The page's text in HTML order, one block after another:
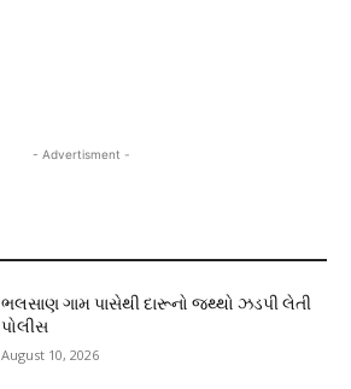
- Advertisment -
ભલસાણ ગામ પાસેથી દારૂનો જથ્થો ઝડપી લેતી
પોલીસ
August 10, 2026